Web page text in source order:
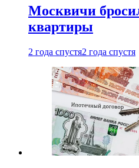
Москвичи
квартиры
2 года спустя2 года спустя